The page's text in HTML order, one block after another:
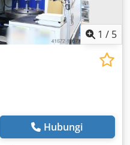
1 / 5
Hubungi